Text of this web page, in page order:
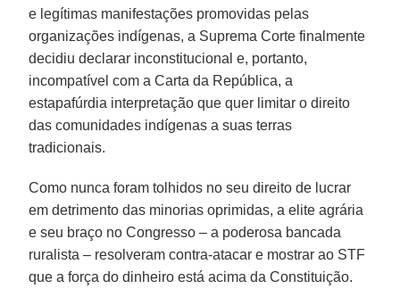
e legítimas manifestações promovidas pelas
organizações indígenas, a Suprema Corte finalmente
decidiu declarar inconstitucional e, portanto,
incompatível com a Carta da República, a
estapafúrdia interpretação que quer limitar o direito
das comunidades indígenas a suas terras
tradicionais.
Como nunca foram tolhidos no seu direito de lucrar
em detrimento das minorias oprimidas, a elite agrária
e seu braço no Congresso – a poderosa bancada
ruralista – resolveram contra-atacar e mostrar ao STF
que a força do dinheiro está acima da Constituição.